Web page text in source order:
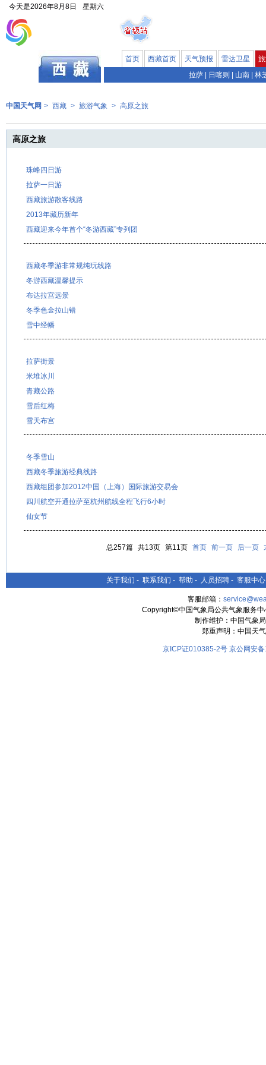
今天是2026年8月8日 星期六
首页 西藏首页 天气预报 雷达卫星
拉萨
日喀则 山南 林
中国天气网 > 西藏 > 旅游气象 > 高原之旅
高原之旅
珠峰四日游
拉萨一日游
西藏旅游散客线路
2013年藏历新年
西藏迎来今年首个“冬游西藏”专列团
西藏冬季游非常规纯玩线路
冬游西藏温馨提示
布达拉宫远景
冬季色金拉山错
雪中经幡
拉萨街景
米堆冰川
青藏公路
雪后红梅
雪天布宫
冬季雪山
西藏冬季旅游经典线路
西藏组团参加2012中国（上海）国际旅游交易会
四川航空开通拉萨至杭州航线全程飞行6小时
仙女节
总257篇 共13页 第11页 首页 前一页 后一页
关于我们 - 联系我们 - 帮助 - 人员招聘 - 客服中心
客服邮箱：
Copyright©中国气象局公共气象服务
制作维护：中国气象
郑重声明：中国天
京ICP证010385-2号 京公网安